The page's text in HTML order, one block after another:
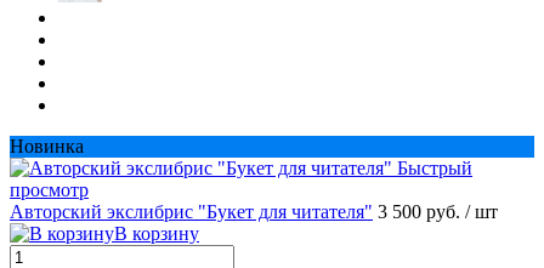
Новинка
Быстрый
просмотр
Авторский экслибрис "Букет для читателя" 3 500 руб. / шт
В корзину